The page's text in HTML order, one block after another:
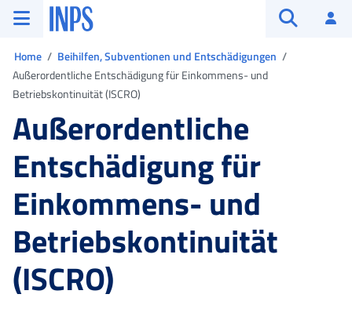
Zum Hauptmenü
Zum Hauptinhalt springen
Zu der Fußzeile
INPS ()
Home
Beihilfen, Subventionen und Entschädigungen
Außerordentliche Entschädigung für Einkommens- und
Betriebskontinuität (ISCRO)
Außerordentliche
Entschädigung für
Einkommens- und
Betriebskontinuität
(ISCRO)